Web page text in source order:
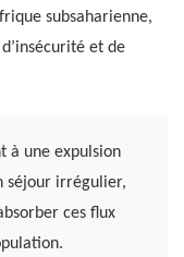
subsaharienne,
et de
à une expulsion
séjour irrégulier,
ces flux